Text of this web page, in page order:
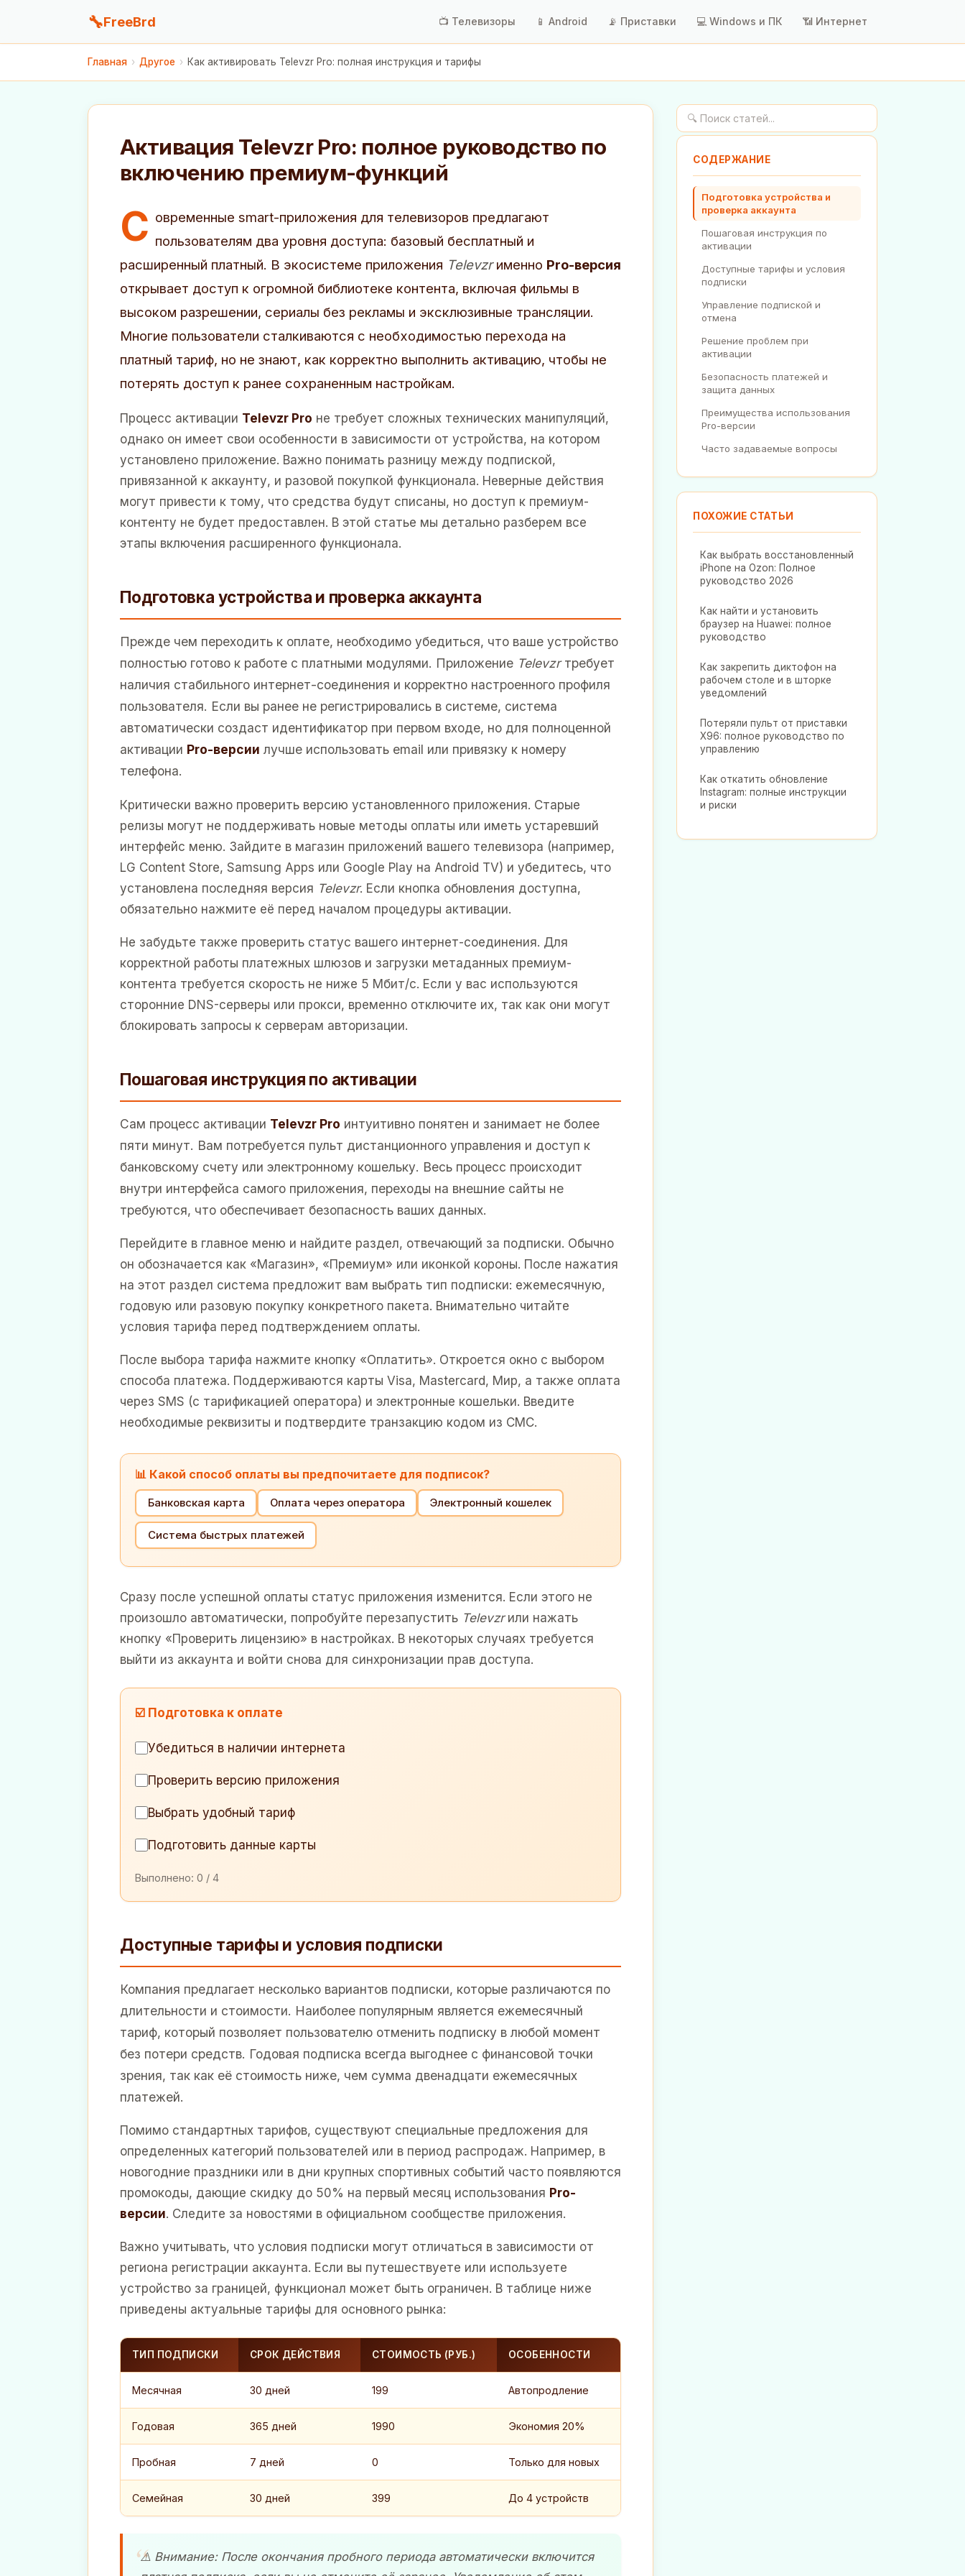
🔧FreeBrd 📺 Телевизоры 📱 Android 📡 Приставки 💻 Windows и ПК 📶 Интернет
Главная › Другое › Как активировать Televzr Pro: полная инструкция и тарифы
Активация Televzr Pro: полное руководство по
включению премиум-функций
С овременные smart-приложения для телевизоров предлагают
пользователям два уровня доступа: базовый бесплатный и
расширенный платный. В экосистеме приложения Televzrименно Pro-версия
открывает доступ к огромной библиотеке контента, включая фильмы в
высоком разрешении, сериалы без рекламы и эксклюзивные трансляции.
Многие пользователи сталкиваются с необходимостью перехода на
платный тариф, но не знают, как корректно выполнить активацию, чтобы не
потерять доступ к ранее сохраненным настройкам.
Процесс активации Televzr Pro не требует сложных технических манипуляций,
однако он имеет свои особенности в зависимости от устройства, на котором
установлено приложение. Важно понимать разницу между подпиской,
привязанной к аккаунту, и разовой покупкой функционала. Неверные действия
могут привести к тому, что средства будут списаны, но доступ к премиум-
контенту не будет предоставлен. В этой статье мы детально разберем все
этапы включения расширенного функционала.
Подготовка устройства и проверка аккаунта
Прежде чем переходить к оплате, необходимо убедиться, что ваше устройство
полностью готово к работе с платными модулями. Приложение Televzrтребует
наличия стабильного интернет-соединения и корректно настроенного профиля
пользователя. Если вы ранее не регистрировались в системе, система
автоматически создаст идентификатор при первом входе, но для полноценной
активации Pro-версии лучше использовать email или привязку к номеру
телефона.
Критически важно проверить версию установленного приложения. Старые
релизы могут не поддерживать новые методы оплаты или иметь устаревший
интерфейс меню. Зайдите в магазин приложений вашего телевизора (например,
LG Content Store, Samsung Apps или Google Play на Android TV) и убедитесь, что
установлена последняя версия Televzr. Если кнопка обновления доступна,
обязательно нажмите её перед началом процедуры активации.
Не забудьте также проверить статус вашего интернет-соединения. Для
корректной работы платежных шлюзов и загрузки метаданных премиум-
контента требуется скорость не ниже 5 Мбит/с. Если у вас используются
сторонние DNS-серверы или прокси, временно отключите их, так как они могут
блокировать запросы к серверам авторизации.
Пошаговая инструкция по активации
Сам процесс активации Televzr Pro интуитивно понятен и занимает не более
пяти минут. Вам потребуется пульт дистанционного управления и доступ к
банковскому счету или электронному кошельку. Весь процесс происходит
внутри интерфейса самого приложения, переходы на внешние сайты не
требуются, что обеспечивает безопасность ваших данных.
Перейдите в главное меню и найдите раздел, отвечающий за подписки. Обычно
он обозначается как «Магазин», «Премиум» или иконкой короны. После нажатия
на этот раздел система предложит вам выбрать тип подписки: ежемесячную,
годовую или разовую покупку конкретного пакета. Внимательно читайте
условия тарифа перед подтверждением оплаты.
После выбора тарифа нажмите кнопку «Оплатить». Откроется окно с выбором
способа платежа. Поддерживаются карты Visa, Mastercard, Мир, а также оплата
через SMS (с тарификацией оператора) и электронные кошельки. Введите
необходимые реквизиты и подтвердите транзакцию кодом из СМС.
📊 Какой способ оплаты вы предпочитаете для подписок?
Банковская карта Оплата через оператора Электронный кошелек
Система быстрых платежей
Сразу после успешной оплаты статус приложения изменится. Если этого не
произошло автоматически, попробуйте перезапустить Televzrили нажать
кнопку «Проверить лицензию» в настройках. В некоторых случаях требуется
выйти из аккаунта и войти снова для синхронизации прав доступа.
☑️ Подготовка к оплате
Убедиться в наличии интернета
Проверить версию приложения
Выбрать удобный тариф
Подготовить данные карты
Выполнено: 0 / 4
Доступные тарифы и условия подписки
Компания предлагает несколько вариантов подписки, которые различаются по
длительности и стоимости. Наиболее популярным является ежемесячный
тариф, который позволяет пользователю отменить подписку в любой момент
без потери средств. Годовая подписка всегда выгоднее с финансовой точки
зрения, так как её стоимость ниже, чем сумма двенадцати ежемесячных
платежей.
Помимо стандартных тарифов, существуют специальные предложения для
определенных категорий пользователей или в период распродаж. Например, в
новогодние праздники или в дни крупных спортивных событий часто появляются
промокоды, дающие скидку до 50% на первый месяц использования Pro-
версии. Следите за новостями в официальном сообществе приложения.
Важно учитывать, что условия подписки могут отличаться в зависимости от
региона регистрации аккаунта. Если вы путешествуете или используете
устройство за границей, функционал может быть ограничен. В таблице ниже
приведены актуальные тарифы для основного рынка:
ТИП ПОДПИСКИ СРОК ДЕЙСТВИЯ СТОИМОСТЬ (РУБ.) ОСОБЕННОСТИ
Месячная 30 дней 199 Автопродление
Годовая 365 дней 1990 Экономия 20%
Пробная 7 дней 0 Только для новых
Семейная 30 дней 399 До 4 устройств
⚠️ Внимание: После окончания пробного периода автоматически включится
СОДЕРЖАНИЕ
Подготовка устройства и
проверка аккаунта
Пошаговая инструкция по
активации
Доступные тарифы и условия
подписки
Управление подпиской и
отмена
Решение проблем при
активации
Безопасность платежей и
защита данных
Преимущества использования
Pro-версии
Часто задаваемые вопросы
ПОХОЖИЕ СТАТЬИ
Как выбрать восстановленный
iPhone на Ozon: Полное
руководство 2026
Как найти и установить
браузер на Huawei: полное
руководство
Как закрепить диктофон на
рабочем столе и в шторке
уведомлений
Потеряли пульт от приставки
X96: полное руководство по
управлению
Как откатить обновление
Instagram: полные инструкции
и риски